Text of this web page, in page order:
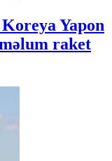
Yapon
raket